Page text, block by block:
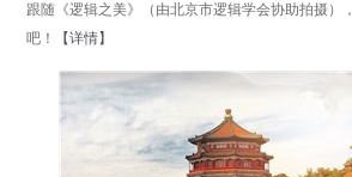
跟随《逻辑之美》（由北京市逻辑学会协助拍摄）
吧！
【详情】
点击数：1658